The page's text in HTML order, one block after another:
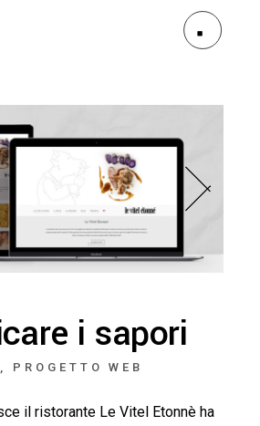
i sapori
PROGETTO WEB
il ristorante Le Vitel Etonnè ha